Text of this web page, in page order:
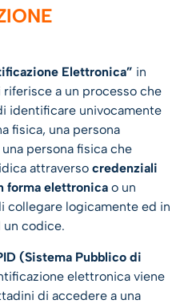
Elettronica” in
riferisce a un processo che
identificare univocamente
fisica, una persona
persona fisica che
attraverso credenziali
forma elettronica o un
collegare logicamente ed in
un codice.
(Sistema Pubblico di
elettronica viene
di accedere a una